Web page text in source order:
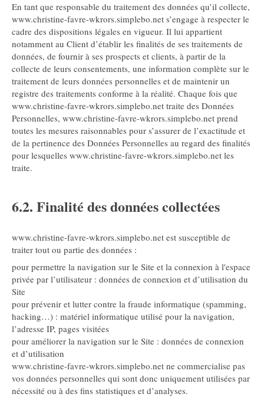
En tant que responsable du traitement des données qu’il collecte,
www.christine-favre-wkrors.simplebo.net s’engage à respecter le
cadre des dispositions légales en vigueur. Il lui appartient
notamment au Client d’établir les finalités de ses traitements de
données, de fournir à ses prospects et clients, à partir de la
collecte de leurs consentements, une information complète sur le
traitement de leurs données personnelles et de maintenir un
registre des traitements conforme à la réalité. Chaque fois que
www.christine-favre-wkrors.simplebo.net traite des Données
Personnelles, www.christine-favre-wkrors.simplebo.net prend
toutes les mesures raisonnables pour s’assurer de l’exactitude et
de la pertinence des Données Personnelles au regard des finalités
pour lesquelles www.christine-favre-wkrors.simplebo.net les
traite.
6.2. Finalité des données collectées
www.christine-favre-wkrors.simplebo.net est susceptible de
traiter tout ou partie des données :
pour permettre la navigation sur le Site et la connexion à l'espace
privée par l’utilisateur : données de connexion et d’utilisation du
Site
pour prévenir et lutter contre la fraude informatique (spamming,
hacking…) : matériel informatique utilisé pour la navigation,
l’adresse IP, pages visitées
pour améliorer la navigation sur le Site : données de connexion
et d’utilisation
www.christine-favre-wkrors.simplebo.net ne commercialise pas
vos données personnelles qui sont donc uniquement utilisées par
nécessité ou à des fins statistiques et d’analyses.